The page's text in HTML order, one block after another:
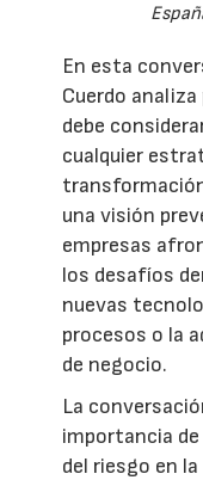
En esta
Cuerdo
debe
cualquier
una visión
empresas
los desafíos
nuevas
procesos o la
de negocio.
La
importancia
del riesgo en